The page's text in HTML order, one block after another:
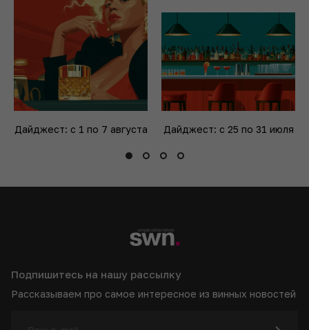
Дайджест: с 1 по 7 августа Дайджест: с 25 по 31 июля
Подпишитесь на нашу рассылку
Рассказываем про самое интересное из винных новостей